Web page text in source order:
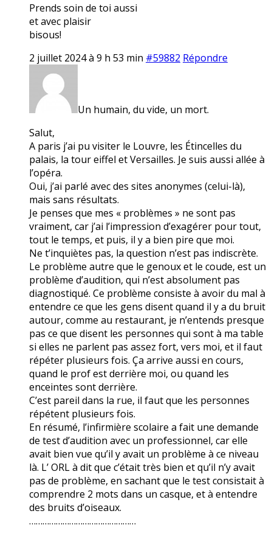
Prends soin de toi aussi
et avec plaisir
bisous!
2 juillet 2024 à 9 h 53 min #59882 Répondre
Un humain, du vide, un mort.
Salut,
A paris j’ai pu visiter le Louvre, les Étincelles du
palais, la tour eiffel et Versailles. Je suis aussi allée à
l’opéra.
Oui, j’ai parlé avec des sites anonymes (celui-là),
mais sans résultats.
Je penses que mes « problèmes » ne sont pas
vraiment, car j’ai l’impression d’exagérer pour tout,
tout le temps, et puis, il y a bien pire que moi.
Ne t’inquiètes pas, la question n’est pas indiscrète.
Le problème autre que le genoux et le coude, est un
problème d’audition, qui n’est absolument pas
diagnostiqué. Ce problème consiste à avoir du mal à
entendre ce que les gens disent quand il y a du bruit
autour, comme au restaurant, je n’entends presque
pas ce que disent les personnes qui sont à ma table
si elles ne parlent pas assez fort, vers moi, et il faut
répéter plusieurs fois. Ça arrive aussi en cours,
quand le prof est derrière moi, ou quand les
enceintes sont derrière.
C’est pareil dans la rue, il faut que les personnes
répétent plusieurs fois.
En résumé, l’infirmière scolaire a fait une demande
de test d’audition avec un professionnel, car elle
avait bien vue qu’il y avait un problème à ce niveau
là. L’ ORL à dit que c’était très bien et qu’il n’y avait
pas de problème, en sachant que le test consistait à
comprendre 2 mots dans un casque, et à entendre
des bruits d’oiseaux.
…………………………………………